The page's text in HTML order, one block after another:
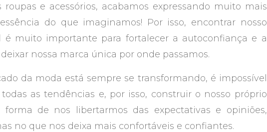
roupas e acessórios, acabamos expressando muito mais
do que imaginamos! Por isso, encontrar nosso
é muito importante para fortalecer a autoconfiança e a
nossa marca única por onde passamos.
da moda está sempre se transformando, é impossível
as tendências e, por isso, construir o nosso próprio
de nos libertarmos das expectativas e opiniões,
no que nos deixa mais confortáveis e confiantes.